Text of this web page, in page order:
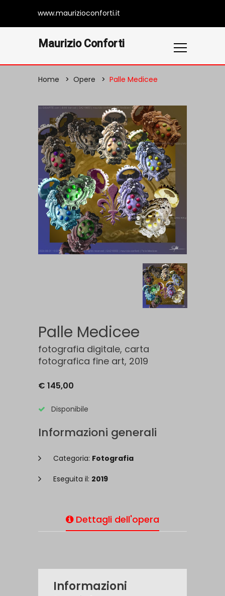
www.maurizioconforti.it
Maurizio Conforti
Home Opere Palle Medicee
Palle Medicee
fotografia digitale, carta
fotografica fine art, 2019
€ 145,00
Disponibile
Informazioni generali
Categoria: Fotografia
Eseguita il: 2019
Dettagli dell'opera
Informazioni